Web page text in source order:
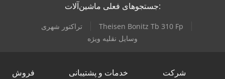
جستجوهای فعلی ماشین‌آلات:
تراکتور شهری
Theisen Bonitz Tb 310 Fp
وسایل نقلیه ویژه
فروش خدمات و پشتیبانی شرکت